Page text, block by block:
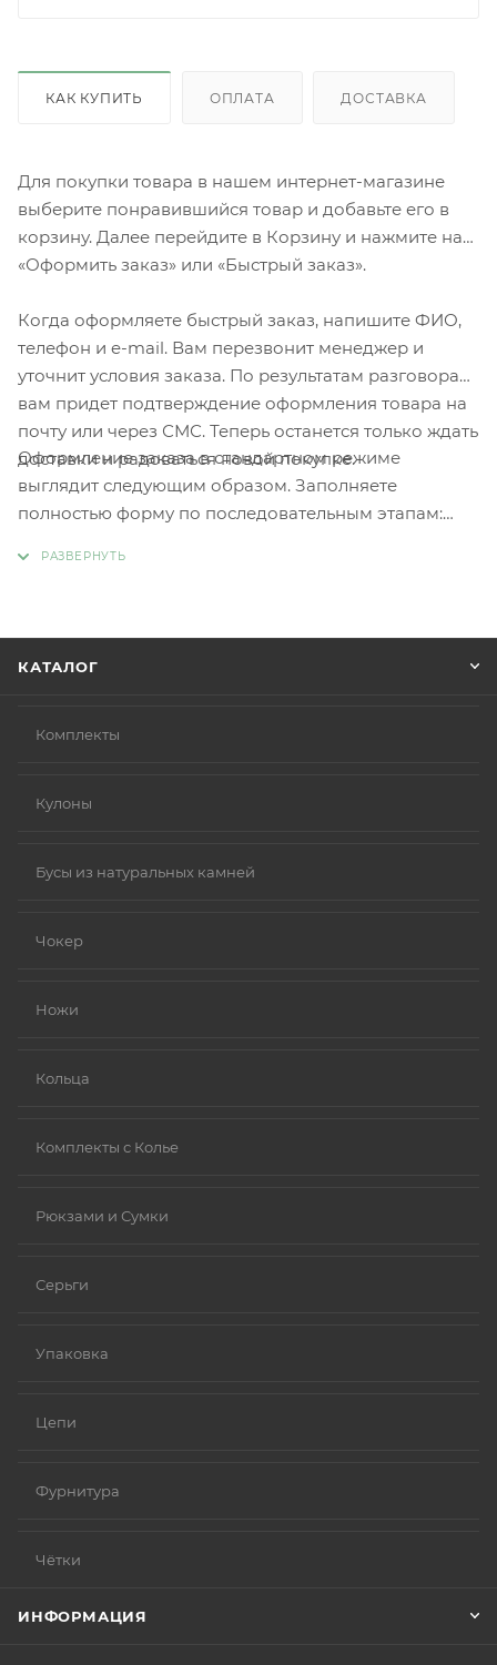
КАК КУПИТЬ ОПЛАТА ДОСТАВКА
Для покупки товара в нашем интернет-магазине
выберите понравившийся товар и добавьте его в
корзину. Далее перейдите в Корзину и нажмите на
«Оформить заказ» или «Быстрый заказ».
Когда оформляете быстрый заказ, напишите ФИО,
телефон и e-mail. Вам перезвонит менеджер и
уточнит условия заказа. По результатам разговора
вам придет подтверждение оформления товара на
почту или через СМС. Теперь останется только ждать
доставки и радоваться новой покупке.
Оформление заказа в стандартном режиме
выглядит следующим образом. Заполняете
полностью форму по последовательным этапам:
КАТАЛОГ
Комплекты
Кулоны
Бусы из натуральных камней
Чокер
Ножи
Кольца
Комплекты с Колье
Рюкзами и Сумки
Серьги
Упаковка
Цепи
Фурнитура
Чётки
ИНФОРМАЦИЯ